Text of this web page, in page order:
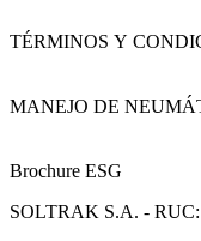
TÉRMINOS Y
MANEJO DE
Brochure ESG
SOLTRAK S.A. - RUC: